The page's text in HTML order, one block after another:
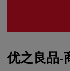
优之良品-